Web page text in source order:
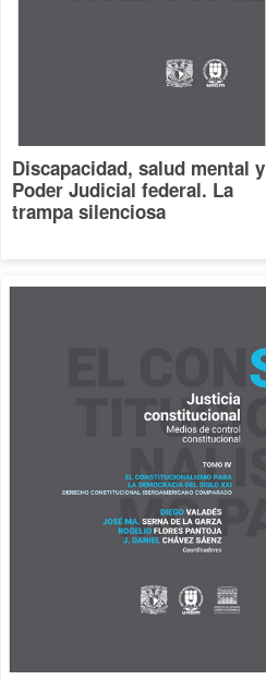
Discapacidad, salud mental y
Poder Judicial federal. La
trampa silenciosa